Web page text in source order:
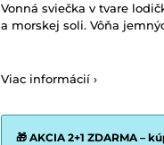
Vonná sviečka v tvare
a morskej soli. Vôňa
Viac informácií ›
🎁 AKCIA 2+1 ZDARMA –